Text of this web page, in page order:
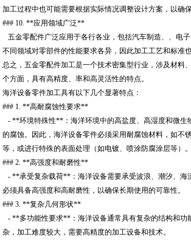
加工过程中也可能需要根据实际情况调整设计方案，以确
### 10. **应用领域广泛**
五金零配件广泛应用于各行各业，包括汽车制造、、电子
不同领域对零部件的性能要求各异，因此加工工艺和标准也
总之，五金零配件加工是一个技术密集型行业，涉及材料
个方面，具有高精度、率和高灵活性的特点。
海洋设备零件加工具有以下几个显著特点：
### 1. **高耐腐蚀性要求**
- **环境特殊性**：海洋环境中的高盐度、高湿度和微生
的腐蚀。因此，海洋设备零件必须采用耐腐蚀材料，如不
等，或进行特殊的表面处理（如电镀、喷涂防腐涂层等）。
### 2. **高强度和耐磨性**
- **承受复杂载荷**：海洋设备需要承受波浪、潮汐、海
必须具备高强度和高耐磨性，以确保长期使用的可靠性。
### 3. **复杂几何形状**
- **多功能性要求**：海洋设备通常具有复杂的结构和功
杂，加工难度较大，需要高精度的加工设备和技术。